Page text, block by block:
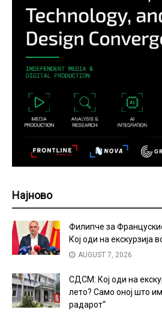
Најново
Филипче за
Кој оди на екскурзија
AUGUST 7, 2026
СДСМ: Кој оди на
лето? Само оној што
радарот“